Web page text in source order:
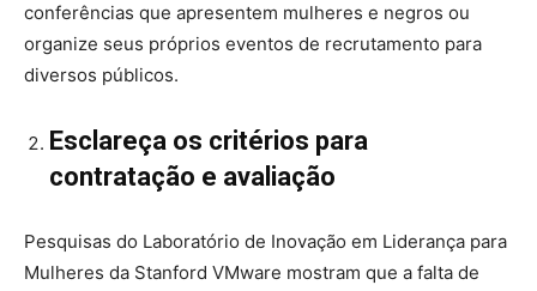
conferências que apresentem mulheres e negros ou
organize seus próprios eventos de recrutamento para
diversos públicos.
Esclareça os critérios para
contratação e avaliação
Pesquisas do Laboratório de Inovação em Liderança para
Mulheres da Stanford VMware mostram que a falta de